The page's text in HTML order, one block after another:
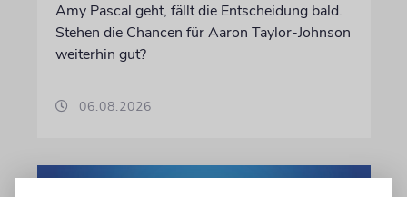
Amy Pascal geht, fällt die Entscheidung bald.
Stehen die Chancen für Aaron Taylor-Johnson
weiterhin gut?
06.08.2026